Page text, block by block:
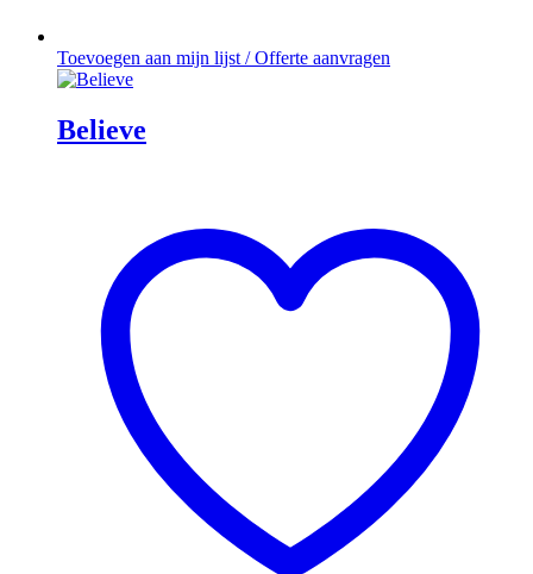
Toevoegen aan mijn lijst / Offerte aanvragen
Believe